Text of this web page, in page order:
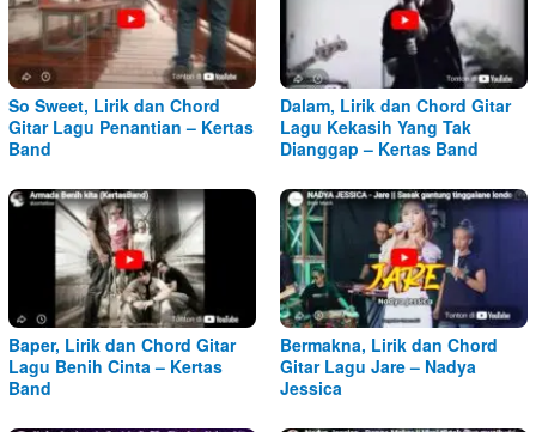
So Sweet, Lirik dan Chord
Gitar Lagu Penantian – Kertas
Band
Dalam, Lirik dan Chord Gitar
Lagu Kekasih Yang Tak
Dianggap – Kertas Band
Baper, Lirik dan Chord Gitar
Lagu Benih Cinta – Kertas
Band
Bermakna, Lirik dan Chord
Gitar Lagu Jare – Nadya
Jessica